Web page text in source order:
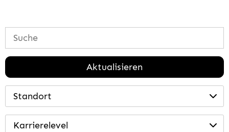
Aktualisieren
Standort
Karrierelevel